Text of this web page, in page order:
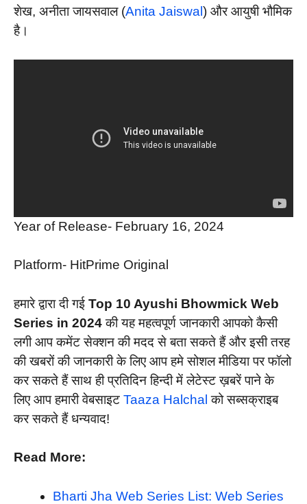
शेख, अनीता जायसवाल (Anita Jaiswal ) और आयुषी भौमिक
है।
Year of Release- February 16, 2024
Platform- HitPrime Original
हमारे द्वारा दी गई Top 10 Ayushi Bhowmick Web
Series in 2024की यह महत्वपूर्ण जानकारी आपको कैसी
लगी आप कमेंट सेक्शन की मदद से बता सकते हैं और इसी तरह
की खबरों की जानकारी के लिए आप हमे सोशल मीडिया पर फॉलो
कर सकते हैं साथ ही प्रतिदिन हिन्दी में लेटेस्ट ख़बरें पाने के
लिए आप हमारी वेबसाइट Taaza Halchal को सब्सक्राइब
कर सकते हैं धन्यवाद!
Read More:
Bharti Jha Web Series List: Web Series